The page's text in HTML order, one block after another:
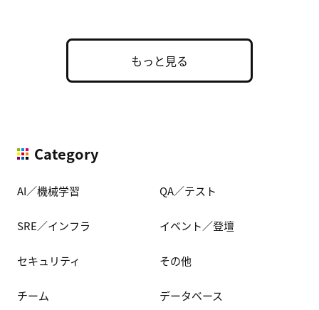
もっと見る
Category
AI／機械学習 QA／テスト
SRE／インフラ イベント／登壇
セキュリティ その他
チーム データベース